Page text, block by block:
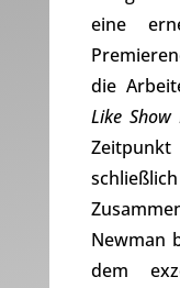
eine
die
Like Show
Newman
dem